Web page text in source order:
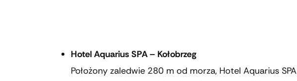
Hotel Aquarius SPA – Kołobrzeg
Położony zaledwie 280 m od morza, Hotel Aquarius